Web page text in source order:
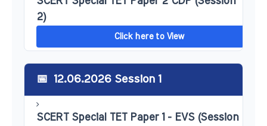
2)
Click here to View
12.06.2026 Session 1
SCERT Special TET Paper 1 - EVS (Session